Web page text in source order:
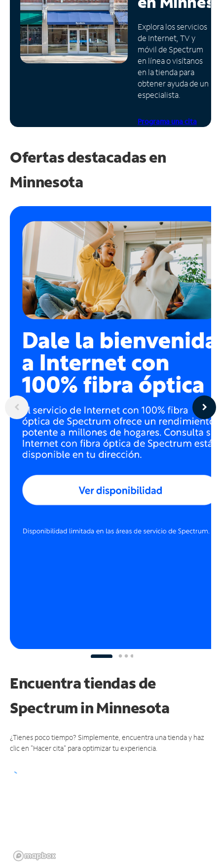
Administrar
cuenta
Encuentra
una
tienda
Explora los servicios
de Internet, TV y
móvil de Spectrum
en línea o visítanos
en la tienda para
obtener ayuda de un
especialista.
Programa una cita
Ofertas destacadas en
Minnesota
Encuentra tiendas de
Spectrumin Minnesota
¿Tienes poco tiempo? Simplemente, encuentra una tienda y haz
clic en "Hacer cita" para optimizar tu experiencia.